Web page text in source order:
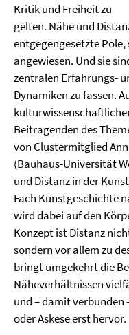
Kritik und Freiheit zu
gelten. Nähe und
entgegengesetzte
angewiesen. Und sie
zentralen Erfahrungs-
Dynamiken zu fassen.
Beitragenden des
von Clustermitglied
(Bauhaus-Universität
und Distanz in der
Fach Kunstgeschichte
wird dabei auf den
Konzept ist Distanz
sondern vor allem zu
bringt umgekehrt die
Näheverhältnissen
und – damit
oder Askese erst hervor.